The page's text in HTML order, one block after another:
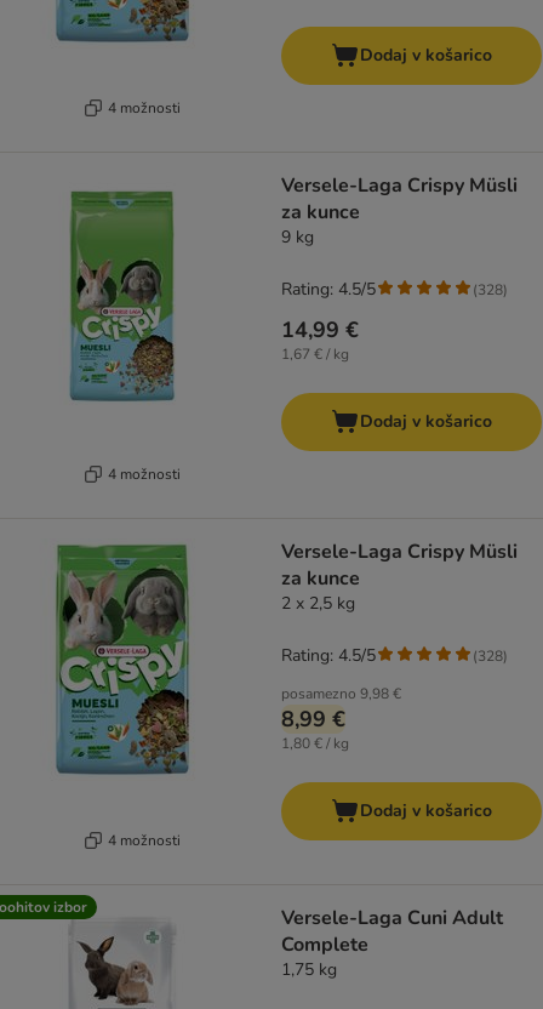
4 možnosti
Dodaj v košarico
4 možnosti
Versele-Laga Crispy Müsli
za kunce
9 kg
14,99 €
1,67 € / kg
Rating: 4.5/5 (328)
Dodaj v košarico
4 možnosti
Versele-Laga Crispy Müsli
za kunce
2 x 2,5 kg
posamezno 9,98 €
8,99 €
1,80 € / kg
Rating: 4.5/5 (328)
Dodaj v košarico
izbor
Versele-Laga Cuni Adult
Complete
1,75 kg